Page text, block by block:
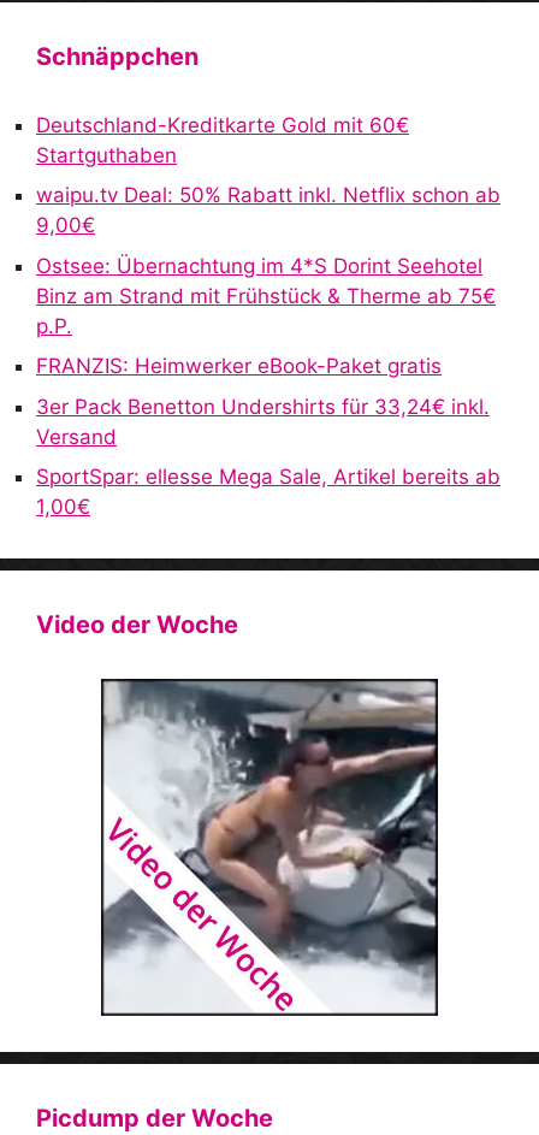
n
t
Schnäppchen
Deutschland-Kreditkarte Gold mit 60€
Startguthaben
waipu.tv Deal: 50% Rabatt inkl. Netflix schon ab
9,00€
Ostsee: Übernachtung im 4*S Dorint Seehotel
Binz am Strand mit Frühstück & Therme ab 75€
p.P.
FRANZIS: Heimwerker eBook-Paket gratis
3er Pack Benetton Undershirts für 33,24€ inkl.
Versand
SportSpar: ellesse Mega Sale, Artikel bereits ab
1,00€
Video der Woche
Picdump der Woche